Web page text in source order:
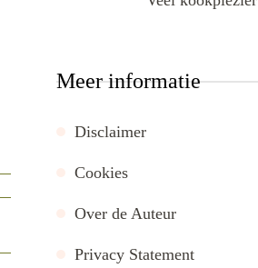
Meer informatie
Disclaimer
Cookies
Over de Auteur
Privacy Statement